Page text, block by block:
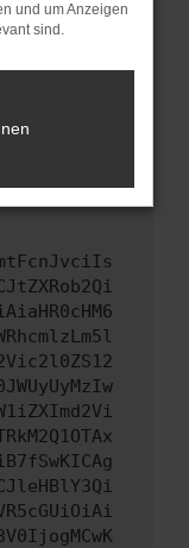
nicht mehr
versucht
bei der
und um Anzeigen
sind.